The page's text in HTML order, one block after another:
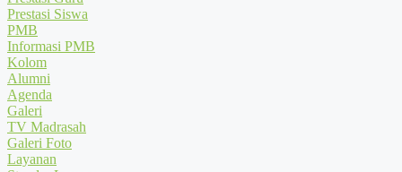
Prestasi Siswa
PMB
Informasi PMB
Kolom
Alumni
Agenda
Galeri
TV Madrasah
Galeri Foto
Layanan